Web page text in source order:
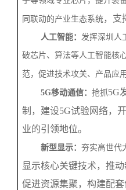
同联动的产业生态系统 ，支
人工智能： 发挥深圳人
破芯片、算法等人工智能核
范，促进技术攻关、产品应
5G移动通信： 抢抓5G
制，建设5G试验网络，
业的引领地位。
新型显示： 夯实高世代
显示核心关键技术，推
促进资源集聚，构建配